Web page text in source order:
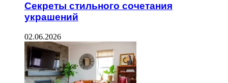
Секреты стильного сочетания
украшений
02.06.2026